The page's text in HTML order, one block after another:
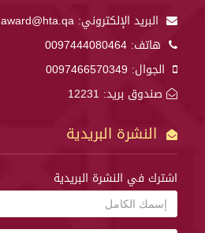
البريد الإلكتروني: award@hta.qa
هاتف: 0097444080464
الجوال: 0097466570349
صندوق بريد: 12231
النشرة البريدية
اشترك في النشرة البريدية